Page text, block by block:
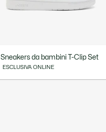
Sneakers da bambini T-Clip Set
ESCLUSIVA ONLINE